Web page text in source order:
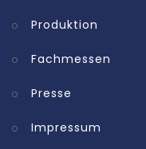
Produktion
Fachmessen
Presse
Impressum